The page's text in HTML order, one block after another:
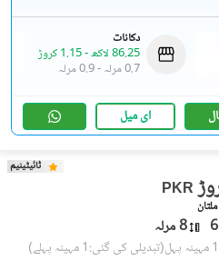
دکانات
86.25 لاکھ
-1.15 کروڑ
0.7 مرلہ
-0.9 مرلہ
ای میل
ٹائیٹینیم
PKR
6 8 مرلہ
(تبدیلی کی گئی:1 مہینہ پہلے)